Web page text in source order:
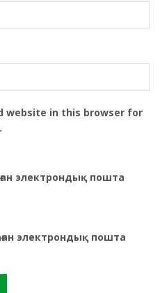
website in this browser for
электрондық пошта
электрондық пошта